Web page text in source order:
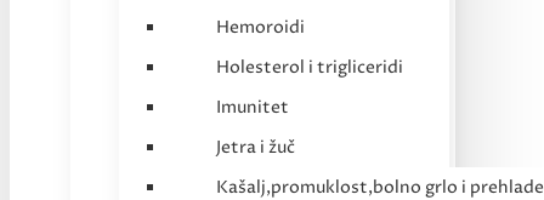
Hemoroidi
Holesterol i trigliceridi
Imunitet
Jetra i žuč
Kašalj,promuklost,bolno grlo i prehlade